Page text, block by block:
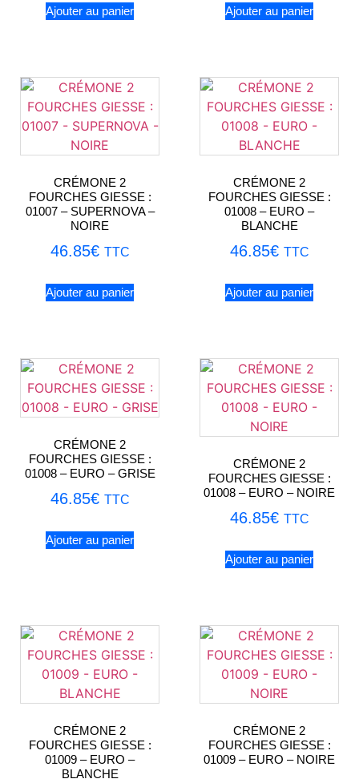
Ajouter au panier Ajouter au panier
CRÉMONE 2
FOURCHES GIESSE :
01007 – SUPERNOVA –
NOIRE
46.85€ TTC
Ajouter au panier
CRÉMONE 2
FOURCHES GIESSE :
01008 – EURO –
BLANCHE
46.85€ TTC
Ajouter au panier
CRÉMONE 2
FOURCHES GIESSE :
01008 – EURO – GRISE
46.85€ TTC
Ajouter au panier
CRÉMONE 2
FOURCHES GIESSE :
01008 – EURO – NOIRE
46.85€ TTC
Ajouter au panier
CRÉMONE 2
FOURCHES GIESSE :
01009 – EURO –
BLANCHE
CRÉMONE 2
FOURCHES GIESSE :
01009 – EURO – NOIRE